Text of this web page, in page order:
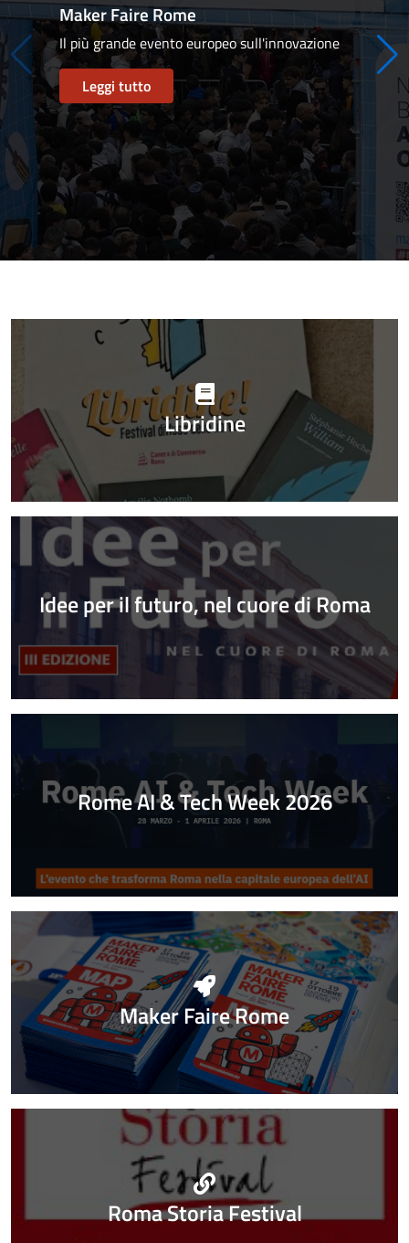
Maker Faire Rome
Il più grande evento europeo sull'innovazione
Leggi tutto
Progetti
evidenza Libridine
Idee per il futuro, nel cuore di Roma
Rome AI & Tech Week 2026
Maker Faire Rome
Roma Storia Festival